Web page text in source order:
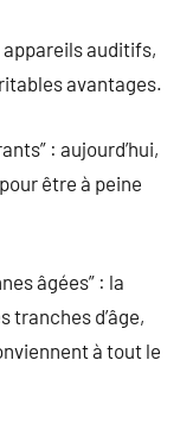
auditifs,
avantages.
: aujourd’hui,
être à peine
âgées” : la
tranches d’âge,
à tout le